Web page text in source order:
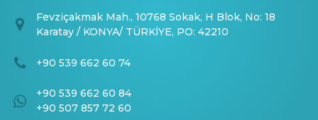
Fevziçakmak Mah., 10768 Sokak, H Blok, No: 18
Karatay / KONYA/ TÜRKİYE, PO: 42210
+90 539 662 60 74
+90 539 662 60 84
+90 507 857 72 60